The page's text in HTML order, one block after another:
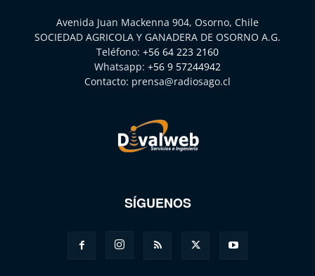
Avenida Juan Mackenna 904, Osorno, Chile
SOCIEDAD AGRICOLA Y GANADERA DE OSORNO A.G.
Teléfono: +56 64 223 2160
Whatsapp: +56 9 57244942
Contacto: prensa@radiosago.cl
SÍGUENOS